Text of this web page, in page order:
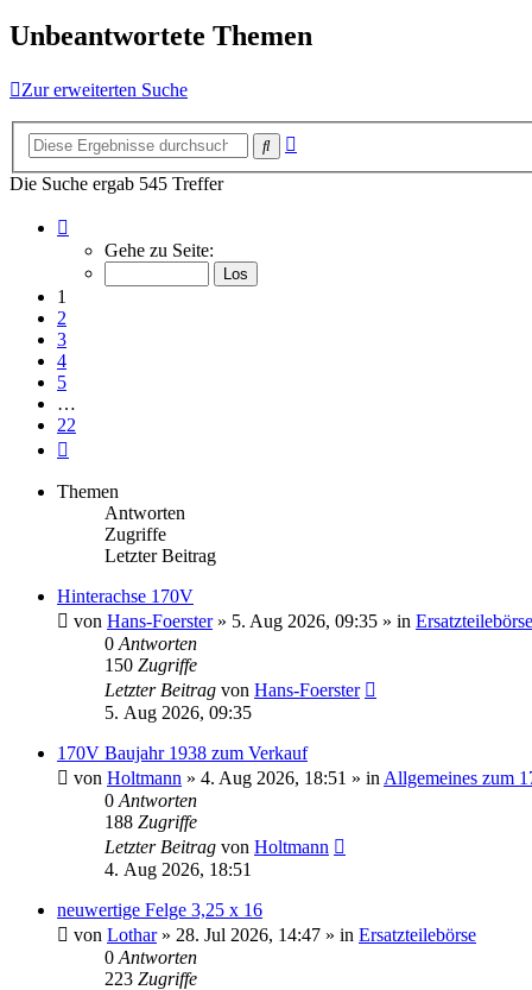
Unbeantwortete Themen
Zur erweiterten Suche
Suche
Die Suche ergab 545 Treffer
von
Gehe zu Seite:
1
2
3
4
5
…
22
Themen
Antworten
Zugriffe
Letzter Beitrag
Hinterachse 170V
von Hans-Foerster» 5. Aug 2026, 09:35 » in Ersatzteilebörse
0 Antworten
150 Zugriffe
Letzter Beitrag von Hans-Foerster
5. Aug 2026, 09:35
170V Baujahr 1938 zum Verkauf
von Holtmann » 4. Aug 2026, 18:51 » in Allgemeines zum
0 Antworten
188 Zugriffe
Letzter Beitrag von Holtmann
4. Aug 2026, 18:51
neuwertige Felge 3,25 x 16
von Lothar» 28. Jul 2026, 14:47 » in Ersatzteilebörse
0 Antworten
223 Zugriffe